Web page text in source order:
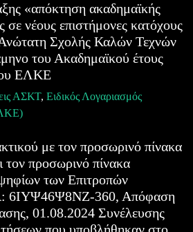
«απόκτηση ακαδημαϊκής
σε νέους επιστήμονες κατόχους
Ανώτατη Σχολής Καλών Τεχνών
του Ακαδημαϊκού έτους
ΕΛΚΕ
ΑΣΚΤ, Ειδικός Λογαριασμός
με τον προσωρινό πίνακα
τον προσωρινό πίνακα
των Επιτροπών
6ΙΥΨ46Ψ8ΝΖ-360, Απόφαση
01.08.2024 Συνέλευσης